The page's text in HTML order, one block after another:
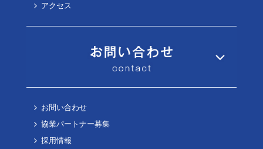
アクセス
お問い合わせ
協業パートナー募集
採用情報